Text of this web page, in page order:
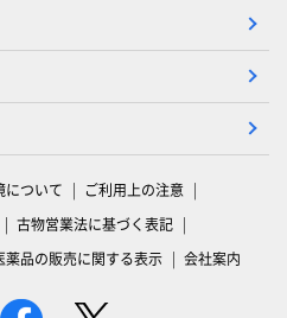
について
ご利用上の注意
古物営業法に基づく表記
薬品の販売に関する表示 会社案内